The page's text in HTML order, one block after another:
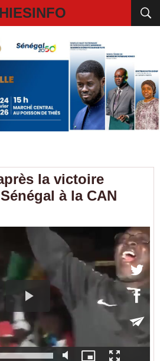
la victoire
à la CAN